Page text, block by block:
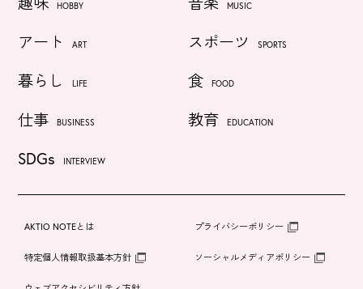
HOBBY MUSIC
アート ART スポーツ SPORTS
暮らし LIFE 食 FOOD
仕事 BUSINESS 教育 EDUCATION
SDGs INTERVIEW
AKTIO NOTEとは プライバシーポリシー
特定個人情報取扱基本方針 ソーシャルメディアポリシー